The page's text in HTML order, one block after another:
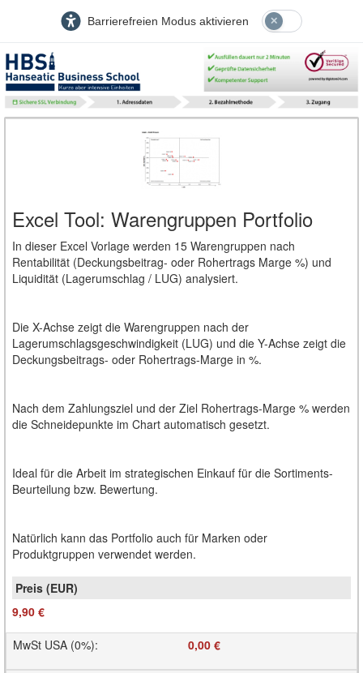
Barrierefreien Modus aktivieren
Excel Tool: Warengruppen Portfolio
In dieser Excel Vorlage werden 15 Warengruppen nach
Rentabilität (Deckungsbeitrag- oder Rohertrags Marge %) und
Liquidität (Lagerumschlag / LUG) analysiert.
Die X-Achse zeigt die Warengruppen nach der
Lagerumschlagsgeschwindigkeit (LUG) und die Y-Achse zeigt die
Deckungsbeitrags- oder Rohertrags-Marge in %.
Nach dem Zahlungsziel und der Ziel Rohertrags-Marge % werden
die Schneidepunkte im Chart automatisch gesetzt.
Ideal für die Arbeit im strategischen Einkauf für die Sortiments-
Beurteilung bzw. Bewertung.
Natürlich kann das Portfolio auch für Marken oder
Produktgruppen verwendet werden.
9,90 €
MwSt USA (0%): 0,00 €